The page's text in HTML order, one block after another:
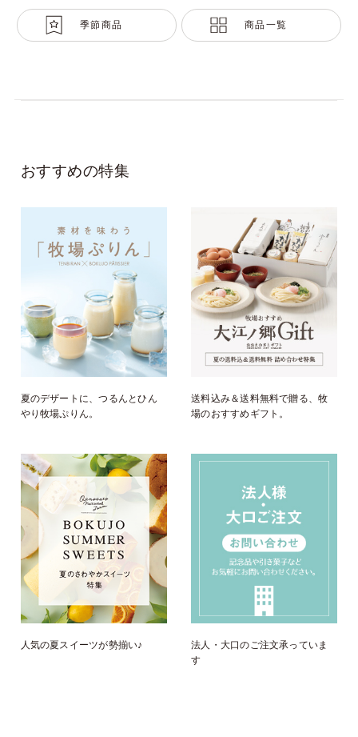
季節商品 商品一覧
おすすめの特集
夏のデザートに、つるんとひん
やり牧場ぷりん。
送料込み＆送料無料で贈る、牧
場のおすすめギフト。
人気の夏スイーツが勢揃い♪
法人・大口のご注文承っていま
す